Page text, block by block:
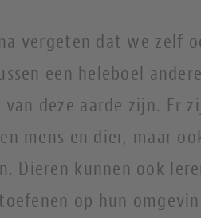
vergeten dat we zelf
een heleboel
van deze aarde zijn. Er
mens en dier, maar
Dieren kunnen ook
op hun